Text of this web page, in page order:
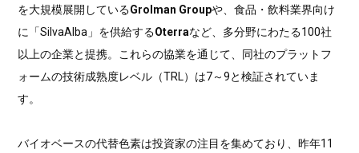
を大規模展開しているGrolman Groupや、食品・飲料業界向け
に「SilvaAlba」を供給するOterraなど、多分野にわたる100社
以上の企業と提携。これらの協業を通じて、同社のプラットフ
ォームの技術成熟度レベル（TRL）は7～9と検証されていま
す。
バイオベースの代替色素は投資家の注目を集めており、昨年11